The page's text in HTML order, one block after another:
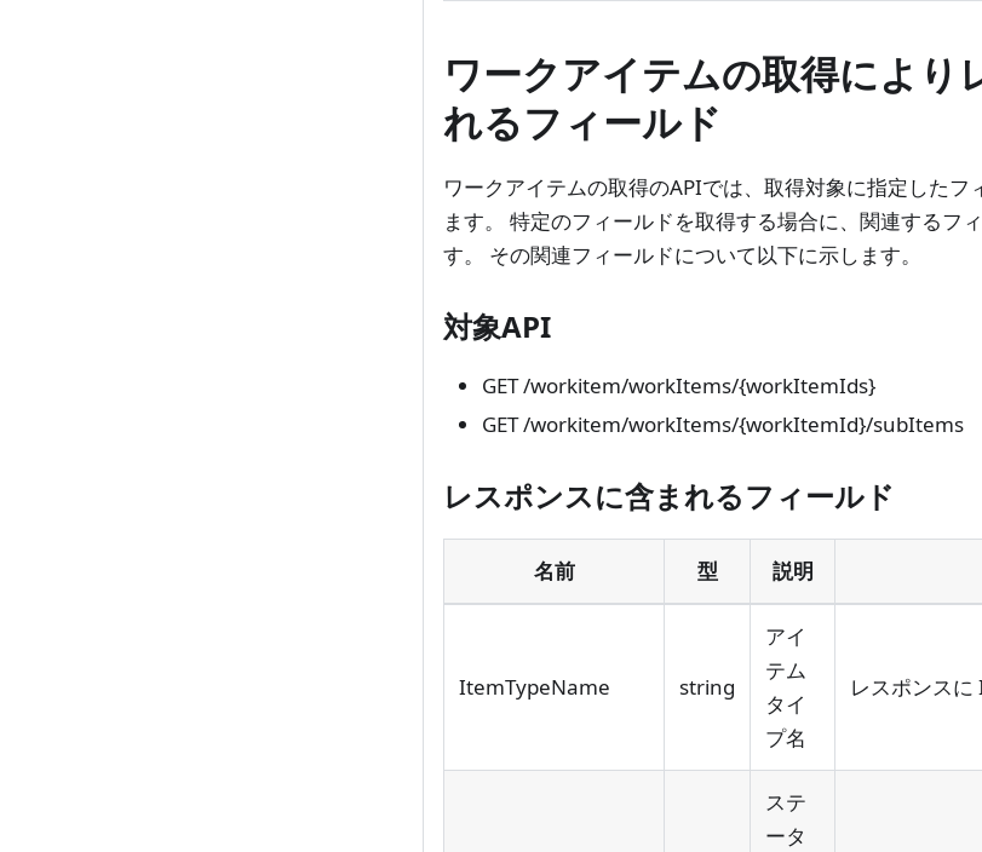
ワークアイテムの取得により
れるフィールド
ワークアイテムの取得のAPIでは、取得対象に指定した
ます。 特定のフィールドを取得する場合に、関連するフ
す。 その関連フィールドについて以下に示します。
対象API
GET /workitem/workItems/{workItemIds}
GET /workitem/workItems/{workItemId}/subItems
レスポンスに含まれるフィールド
名前 型 説明
ItemTypeName string
アイ
テム
タイ
プ名
レスポンス
ステ
ータ